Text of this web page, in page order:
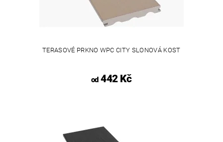
TERASOVÉ PRKNO WPC CITY SLONOVÁ KOST
od442 Kč